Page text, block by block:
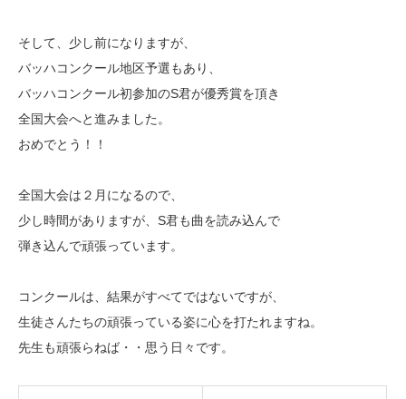
そして、少し前になりますが、
バッハコンクール地区予選もあり、
バッハコンクール初参加のS君が優秀賞を頂き
全国大会へと進みました。
おめでとう！！
全国大会は２月になるので、
少し時間がありますが、S君も曲を読み込んで
弾き込んで頑張っています。
コンクールは、結果がすべてではないですが、
生徒さんたちの頑張っている姿に心を打たれますね。
先生も頑張らねば・・思う日々です。